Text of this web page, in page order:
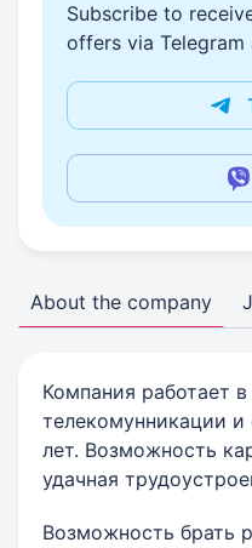
Subscribe to
offers via Telegram
About the company
Компания работает
телекомунникации
лет. Возможность
удачная
Возможность брать